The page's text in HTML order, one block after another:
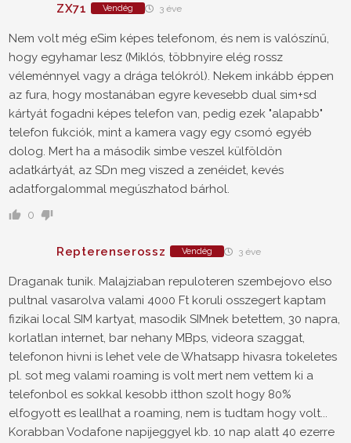
ZX71 Vendég 3 éve
Nem volt még eSim képes telefonom, és nem is valószínű,
hogy egyhamar lesz (Miklós, többnyire elég rossz
véleménnyel vagy a drága telókról). Nekem inkább éppen
az fura, hogy mostanában egyre kevesebb dual sim+sd
kártyát fogadni képes telefon van, pedig ezek "alapabb"
telefon fukciók, mint a kamera vagy egy csomó egyéb
dolog. Mert ha a második simbe veszel külföldön
adatkártyát, az SDn meg viszed a zenéidet, kevés
adatforgalommal megúszhatod bárhol.
0
Repterenserossz Vendég 3 éve
Draganak tunik. Malajziaban repuloteren szembejovo elso
pultnal vasarolva valami 4000 Ft koruli osszegert kaptam
fizikai local SIM kartyat, masodik SIMnek betettem, 30 napra,
korlatlan internet, bar nehany MBps, videora szaggat,
telefonon hivni is lehet vele de Whatsapp hivasra tokeletes
pl. sot meg valami roaming is volt mert nem vettem ki a
telefonbol es sokkal kesobb itthon szolt hogy 80%
elfogyott es leallhat a roaming, nem is tudtam hogy volt...
Korabban Vodafone napijeggyel kb. 10 nap alatt 40 ezerre